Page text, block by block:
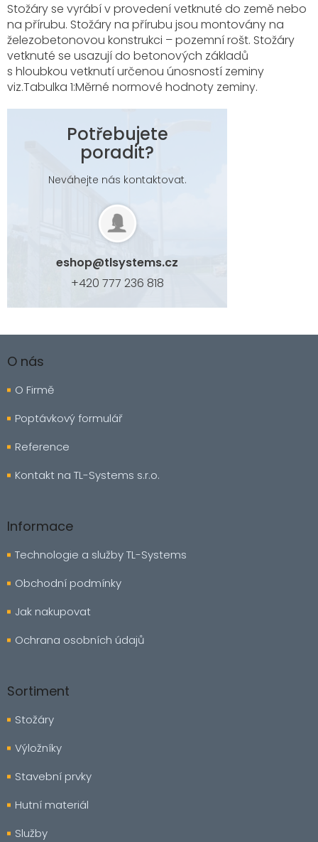
Stožáry se vyrábí v provedení vetknuté do země nebo
na přírubu. Stožáry na přírubu jsou montovány na
železobetonovou konstrukci – pozemní rošt. Stožáry
vetknuté se usazují do betonových základů
s hloubkou vetknutí určenou únosností zeminy
viz.Tabulka 1:Měrné normové hodnoty zeminy.
Potřebujete
poradit?
Neváhejte nás kontaktovat.
eshop@tlsystems.cz
+420 777 236 818
á
a
O nás
O Firmě
Poptávkový formulář
Reference
Kontakt na TL-Systems s.r.o.
Informace
Technologie a služby TL-Systems
Obchodní podmínky
Jak nakupovat
Ochrana osobních údajů
Sortiment
Stožáry
Výložníky
Stavební prvky
Hutní materiál
Služby